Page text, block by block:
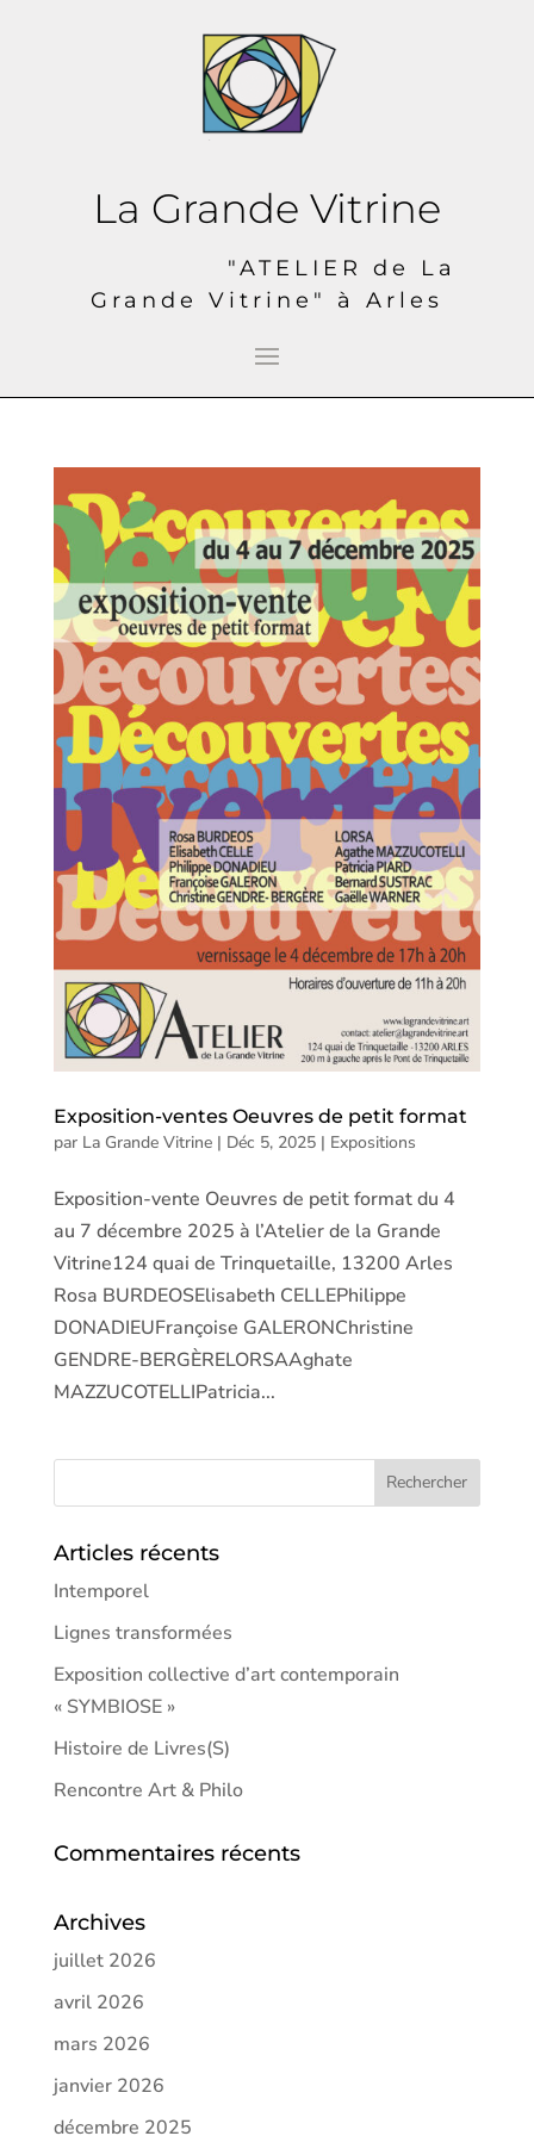
La Grande Vitrine
"ATELIER de La
Grande Vitrine" à Arles
Exposition-ventes Oeuvres de petit format
par La Grande Vitrine| Déc 5, 2025| Expositions
Exposition-vente Oeuvres de petit format du 4
au 7 décembre 2025 à l’Atelier de la Grande
Vitrine124 quai de Trinquetaille, 13200 Arles
Rosa BURDEOSElisabeth CELLEPhilippe
DONADIEUFrançoise GALERONChristine
GENDRE-BERGÈRELORSAAghate
MAZZUCOTELLIPatricia...
Articles récents
Intemporel
Lignes transformées
Exposition collective d’art contemporain
« SYMBIOSE »
Histoire de Livres(S)
Rencontre Art & Philo
Commentaires récents
Archives
juillet 2026
avril 2026
mars 2026
janvier 2026
décembre 2025